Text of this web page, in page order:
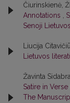
Čiurinskienė,
Annotations ,
Senoji
Liucija
Lietuvos
Žavinta
Satire in
The